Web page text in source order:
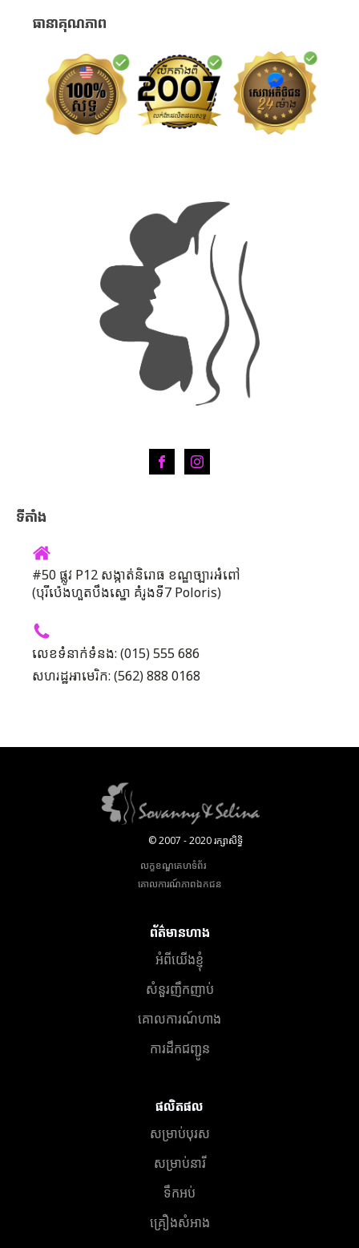
ធានាគុណភាព
ទីតាំង
#50 ផ្លូវ P12 សង្កាត់និរោធ ខណ្ឌច្បារអំពៅ
(បុរីប៉េងហួតបឹងស្នោ គំរូងទី7 Poloris)
លេខទំនាក់ទំនង: (015) 555 686
សហរដ្ឋអាមេរិក: (562) 888 0168
© 2007 - 2020 រក្សាសិទ្ធិ
លក្ខខណ្ឌគេហទំព័រ
គោលការណ៍​ភាព​ឯកជន
ព័ត៌មានហាង
អំពីយើងខ្ញុំ
សំនួរញឹកញាប់
គោលការណ៍ហាង
ការដឹកជញ្ជូន
ផលិតផល
សម្រាប់បុរស
សម្រាប់នារី
ទឹកអប់
គ្រឿងសំអាង